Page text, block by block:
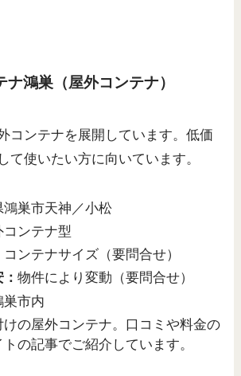
ナ鴻巣（屋外コンテナ）
コンテナを展開しています。低価
て使いたい方に向いています。
鴻巣市天神／小松
コンテナ型
コンテナサイズ（要問合せ）
物件により変動（要問合せ）
巣市内
けの屋外コンテナ。口コミや料金の
の記事でご紹介しています。